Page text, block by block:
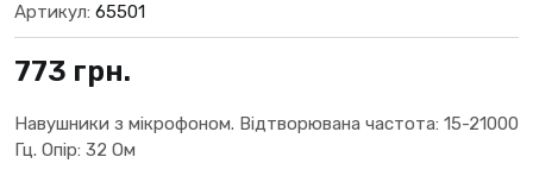
Артикул: 65501
773 грн.
Навушники з мікрофоном. Відтворювана частота: 15-21000
Гц. Опір: 32 Ом